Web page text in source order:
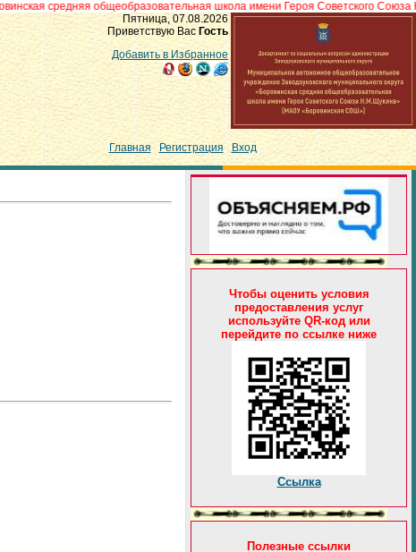
общеобразовательная школа имени Героя Советского Союза
Пятница, 07.08.2026
Приветствую Вас Гость
Добавить в Избранное
Главная Регистрация Вход
Чтобы оценить условия
предоставления услуг
используйте QR-код или
перейдите по ссылке ниже
Ссылка
Полезные ссылки